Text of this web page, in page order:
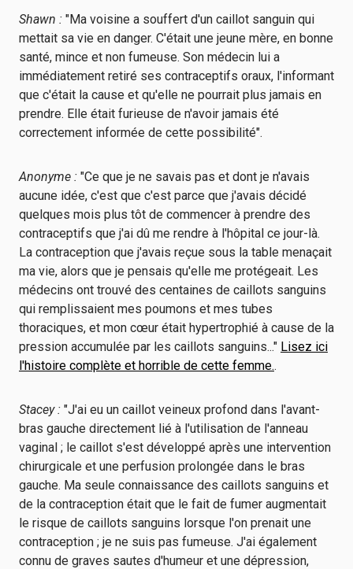
Shawn : "Ma voisine a souffert d'un caillot sanguin qui
mettait sa vie en danger. C'était une jeune mère, en bonne
santé, mince et non fumeuse. Son médecin lui a
immédiatement retiré ses contraceptifs oraux, l'informant
que c'était la cause et qu'elle ne pourrait plus jamais en
prendre. Elle était furieuse de n'avoir jamais été
correctement informée de cette possibilité".
Anonyme : "Ce que je ne savais pas et dont je n'avais
aucune idée, c'est que c'est parce que j'avais décidé
quelques mois plus tôt de commencer à prendre des
contraceptifs que j'ai dû me rendre à l'hôpital ce jour-là.
La contraception que j'avais reçue sous la table menaçait
ma vie, alors que je pensais qu'elle me protégeait. Les
médecins ont trouvé des centaines de caillots sanguins
qui remplissaient mes poumons et mes tubes
thoraciques, et mon cœur était hypertrophié à cause de la
pression accumulée par les caillots sanguins..." Lisez ici
l'histoire complète et horrible de cette femme..
Stacey : "J'ai eu un caillot veineux profond dans l'avant-
bras gauche directement lié à l'utilisation de l'anneau
vaginal ; le caillot s'est développé après une intervention
chirurgicale et une perfusion prolongée dans le bras
gauche. Ma seule connaissance des caillots sanguins et
de la contraception était que le fait de fumer augmentait
le risque de caillots sanguins lorsque l'on prenait une
contraception ; je ne suis pas fumeuse. J'ai également
connu de graves sautes d'humeur et une dépression,